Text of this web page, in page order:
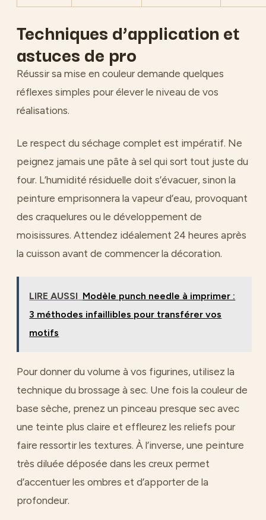
Techniques d’application et
astuces de pro
Réussir sa mise en couleur demande quelques
réflexes simples pour élever le niveau de vos
réalisations.
Le respect du séchage complet est impératif. Ne
peignez jamais une pâte à sel qui sort tout juste du
four. L’humidité résiduelle doit s’évacuer, sinon la
peinture emprisonnera la vapeur d’eau, provoquant
des craquelures ou le développement de
moisissures. Attendez idéalement 24 heures après
la cuisson avant de commencer la décoration.
LIRE AUSSI Modèle punch needle à imprimer :
3 méthodes infaillibles pour transférer vos
motifs
Pour donner du volume à vos figurines, utilisez la
technique du brossage à sec. Une fois la couleur de
base sèche, prenez un pinceau presque sec avec
une teinte plus claire et effleurez les reliefs pour
faire ressortir les textures. À l’inverse, une peinture
très diluée déposée dans les creux permet
d’accentuer les ombres et d’apporter de la
profondeur.